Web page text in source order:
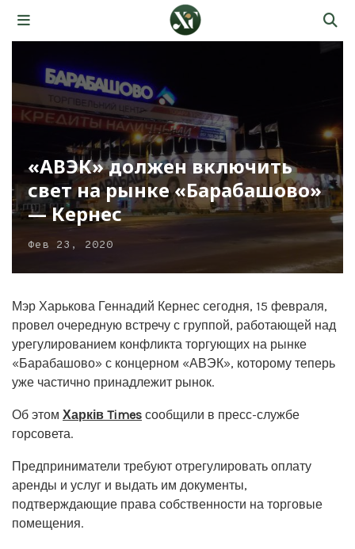
«АВЭК» должен включить
свет на рынке «Барабашово»
— Кернес
Фев 23, 2020
Мэр Харькова Геннадий Кернес сегодня, 15 февраля,
провел очередную встречу с группой, работающей над
урегулированием конфликта торгующих на рынке
«Барабашово» с концерном «АВЭК», которому теперь
уже частично принадлежит рынок.
Об этом Харків Times сообщили в пресс-службе
горсовета.
Предприниматели требуют отрегулировать оплату
аренды и услуг и выдать им документы,
подтверждающие права собственности на торговые
помещения.